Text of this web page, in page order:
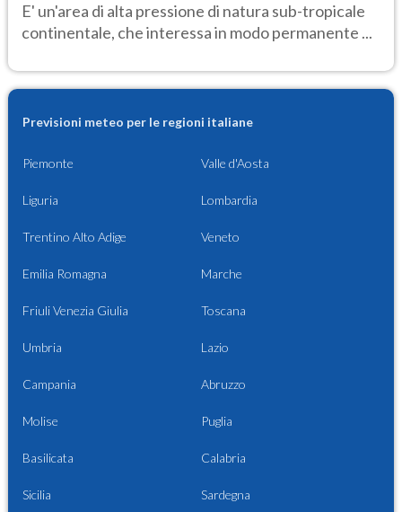
E' un'area di alta pressione di natura sub-tropicale
continentale, che interessa in modo permanente ...
Previsioni meteo per le regioni italiane
Piemonte Valle d'Aosta
Liguria Lombardia
Trentino Alto Adige Veneto
Emilia Romagna Marche
Friuli Venezia Giulia Toscana
Umbria Lazio
Campania Abruzzo
Molise Puglia
Basilicata Calabria
Sicilia Sardegna